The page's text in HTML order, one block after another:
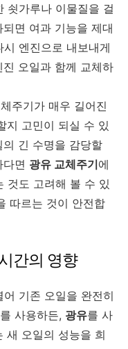
쇳가루나 이물질을 걸
면 여과 기능을 제대
엔진으로 내보내게
오일과 함께 교체하
주기가 매우 길어진
지 고민이 되실 수 있
긴 수명을 감당할
면 광유 교체주기에
것도 고려해 볼 수 있
따르는 것이 안전합
간의 영향
기존 오일을 완전히
를 사용하든, 광유를 사
새 오일의 성능을 희